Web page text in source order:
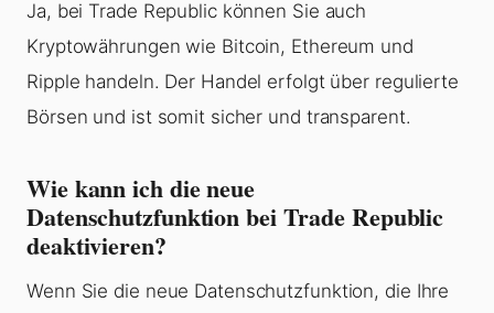
Ja, bei Trade Republic können Sie auch
Kryptowährungen wie Bitcoin, Ethereum und
Ripple handeln. Der Handel erfolgt über regulierte
Börsen und ist somit sicher und transparent.
Wie kann ich die neue
Datenschutzfunktion bei Trade Republic
deaktivieren?
Wenn Sie die neue Datenschutzfunktion, die Ihre